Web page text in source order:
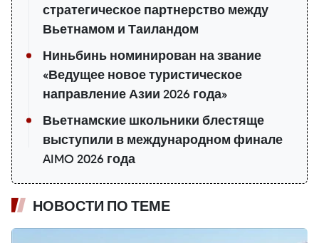
стратегическое партнерство между
Вьетнамом и Таиландом
Ниньбинь номинирован на звание
«Ведущее новое туристическое
направление Азии 2026 года»
Вьетнамские школьники блестяще
выступили в международном финале
AIMO 2026 года
НОВОСТИ ПО ТЕМЕ